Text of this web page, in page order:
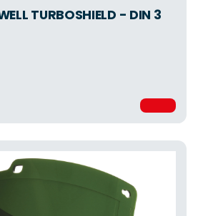
TURBOSHIELD - DIN 3